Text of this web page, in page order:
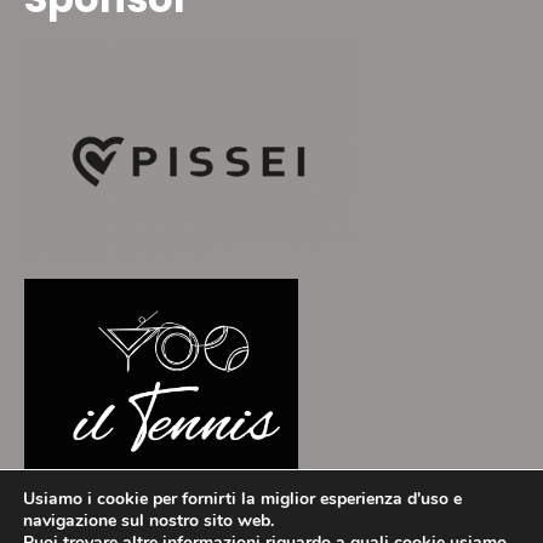
Usiamo i cookie per fornirti la miglior esperienza d'uso e
navigazione sul nostro sito web.